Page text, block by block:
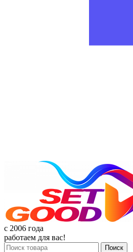
c 2006 года
работаем для вас!
Поиск